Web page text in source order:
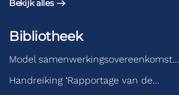
Bekijk alles
Bibliotheek
Model samenwerkingsovereenkomst…
Handreiking ‘Rapportage van de…